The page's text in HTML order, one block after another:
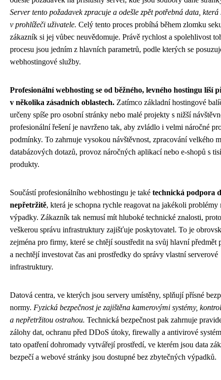
Server tento požadavek zpracuje a odešle zpět potřebná data, která
v prohlížeči uživatele. Celý tento proces probíhá během zlomku
zákazník si jej vůbec neuvědomuje. Právě rychlost a spolehlivost
procesu jsou jedním z hlavních parametrů, podle kterých se
webhostingové služby.
Profesionální webhosting se od běžného, levného hostingu liší
v několika zásadních oblastech. Zatímco základní hostingové
určeny spíše pro osobní stránky nebo malé projekty s nižší
profesionální řešení je navrženo tak, aby zvládlo i velmi náročné
podmínky. To zahrnuje vysokou návštěvnost, zpracování velkého
databázových dotazů, provoz náročných aplikací nebo e-shopů s
produkty.
Součástí profesionálního webhostingu je také technická podpora
nepřetržitě, která je schopna rychle reagovat na jakékoli problémy
výpadky. Zákazník tak nemusí mít hluboké technické znalosti,
veškerou správu infrastruktury zajišťuje poskytovatel. To je
zejména pro firmy, které se chtějí soustředit na svůj hlavní předmět
a nechtějí investovat čas ani prostředky do správy vlastní serverové
infrastruktury.
Datová centra, ve kterých jsou servery umístěny, splňují přísné
normy. Fyzická bezpečnost je zajištěna kamerovými systémy,
a nepřetržitou ostrahou. Technická bezpečnost pak zahrnuje
zálohy dat, ochranu před DDoS útoky, firewally a antivirové
tato opatření dohromady vytvářejí prostředí, ve kterém jsou data
bezpečí a webové stránky jsou dostupné bez zbytečných výpadků.